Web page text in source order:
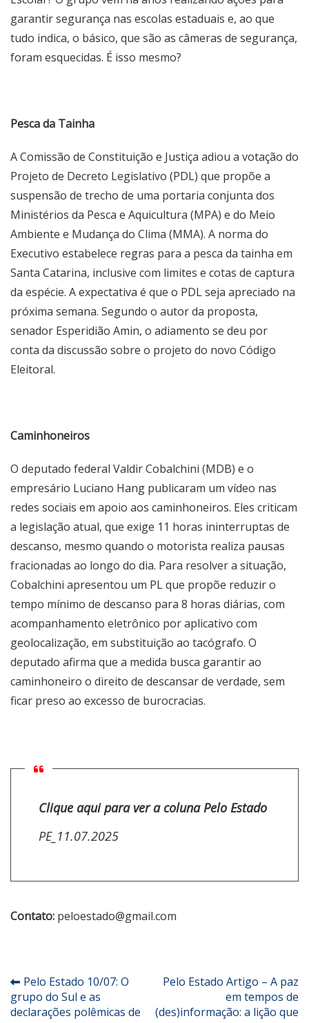
garantir segurança nas escolas estaduais e, ao que
tudo indica, o básico, que são as câmeras de segurança,
foram esquecidas. É isso mesmo?
Pesca da Tainha
A Comissão de Constituição e Justiça adiou a votação do
Projeto de Decreto Legislativo (PDL) que propõe a
suspensão de trecho de uma portaria conjunta dos
Ministérios da Pesca e Aquicultura (MPA) e do Meio
Ambiente e Mudança do Clima (MMA). A norma do
Executivo estabelece regras para a pesca da tainha em
Santa Catarina, inclusive com limites e cotas de captura
da espécie. A expectativa é que o PDL seja apreciado na
próxima semana. Segundo o autor da proposta,
senador Esperidião Amin, o adiamento se deu por
conta da discussão sobre o projeto do novo Código
Eleitoral.
Caminhoneiros
O deputado federal Valdir Cobalchini (MDB) e o
empresário Luciano Hang publicaram um vídeo nas
redes sociais em apoio aos caminhoneiros. Eles criticam
a legislação atual, que exige 11 horas ininterruptas de
descanso, mesmo quando o motorista realiza pausas
fracionadas ao longo do dia. Para resolver a situação,
Cobalchini apresentou um PL que propõe reduzir o
tempo mínimo de descanso para 8 horas diárias, com
acompanhamento eletrônico por aplicativo com
geolocalização, em substituição ao tacógrafo. O
deputado afirma que a medida busca garantir ao
caminhoneiro o direito de descansar de verdade, sem
ficar preso ao excesso de burocracias.
Clique aqui para ver a coluna Pelo Estado
PE_11.07.2025
Contato: peloestado@gmail.com
Navegação
de
Pelo Estado 10/07: O
grupo do Sul e as
declarações polêmicas de
Pelo Estado Artigo – A paz
em tempos de
(des)informação: a lição que